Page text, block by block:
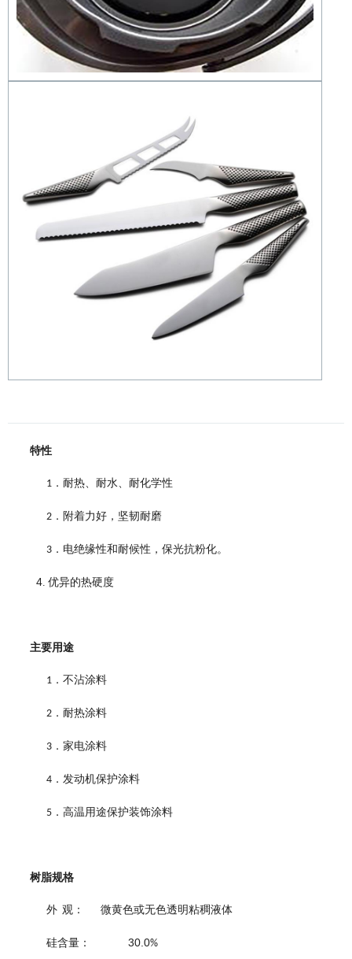
特性
1 ．耐热、耐水、耐化学性
2 ．附着力好，坚韧耐磨
3 ．电绝缘性和耐候性，保光抗粉化。
4. 优异的热硬度
主要用途
1 ．不沾涂料
2 ．耐热涂料
3 ．家电涂料
4 ．发动机保护涂料
5 ．高温用途保护装饰涂料
树脂规格
外 观： 微黄色或无色透明粘稠液体
硅含量： 30.0%